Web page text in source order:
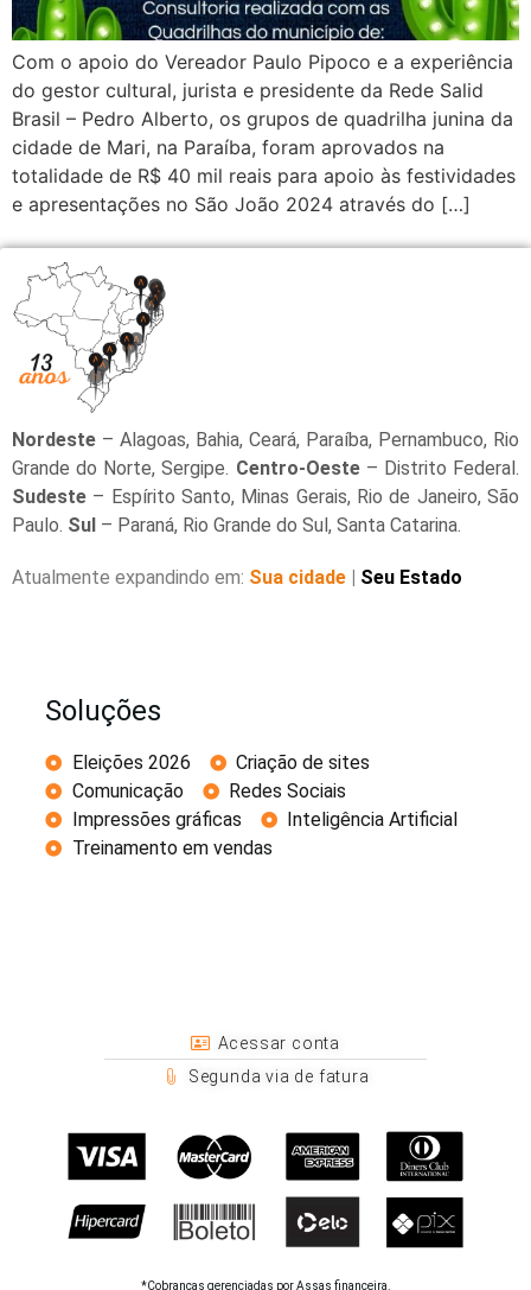
Com o apoio do Vereador Paulo Pipoco e a experiência
do gestor cultural, jurista e presidente da Rede Salid
Brasil – Pedro Alberto, os grupos de quadrilha junina da
cidade de Mari, na Paraíba, foram aprovados na
totalidade de R$ 40 mil reais para apoio às festividades
e apresentações no São João 2024 através do […]
Nordeste – Alagoas, Bahia, Ceará, Paraíba, Pernambuco, Rio
Grande do Norte, Sergipe. Centro-Oeste– Distrito Federal.
Sudeste – Espírito Santo, Minas Gerais, Rio de Janeiro, São
Paulo. Sul – Paraná, Rio Grande do Sul, Santa Catarina.
Atualmente expandindo em: Sua cidade | Seu Estado
Soluções
Eleições 2026
Criação de sites
Comunicação
Redes Sociais
Impressões gráficas
Inteligência Artificial
Treinamento em vendas
Acessar conta
Segunda via de fatura
*Cobranças gerenciadas por Assas financeira.